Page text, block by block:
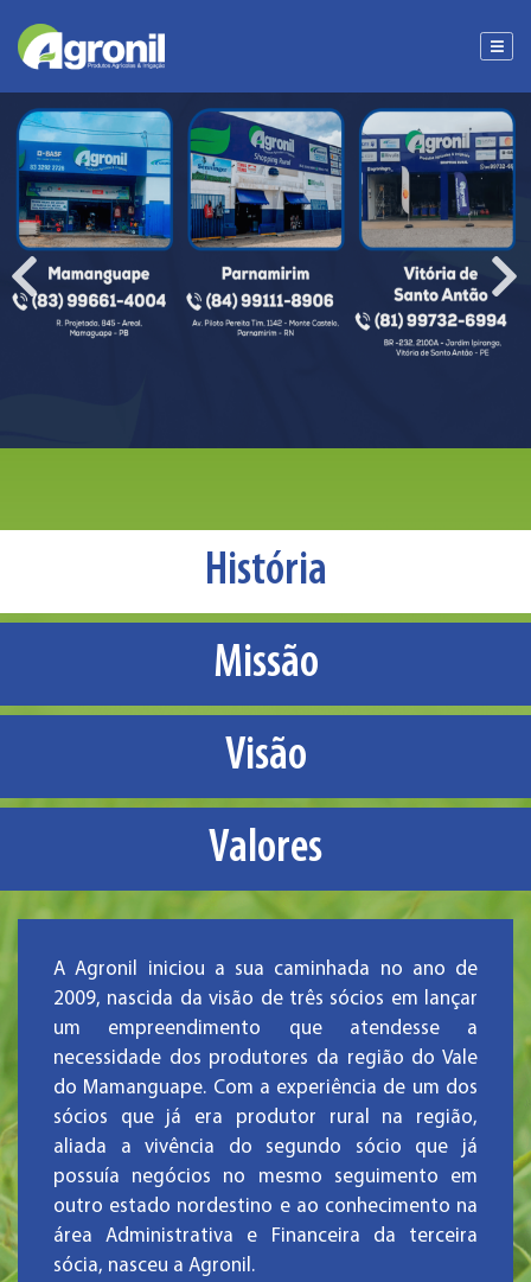
História
Missão
Visão
Valores
A Agronil iniciou a sua caminhada no ano de
2009, nascida da visão de três sócios em lançar
um empreendimento que atendesse a
necessidade dos produtores da região do Vale
do Mamanguape. Com a experiência de um dos
sócios que já era produtor rural na região,
aliada a vivência do segundo sócio que já
possuía negócios no mesmo seguimento em
outro estado nordestino e ao conhecimento na
área Administrativa e Financeira da terceira
sócia, nasceu a Agronil.